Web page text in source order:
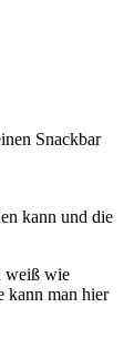
Snackbar
kann und die
weiß wie
kann man hier